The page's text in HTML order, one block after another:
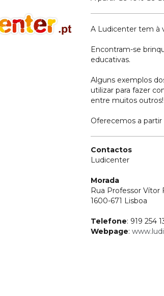
A Ludicenter tem à
Encontram-se
educativas.
Alguns exemplos
utilizar para fazer
entre muitos outros!
Oferecemos a
Contactos
Ludicenter
Morada
Rua Professor Vítor
1600-671 Lisboa
Telefone: 919 254
Webpage: